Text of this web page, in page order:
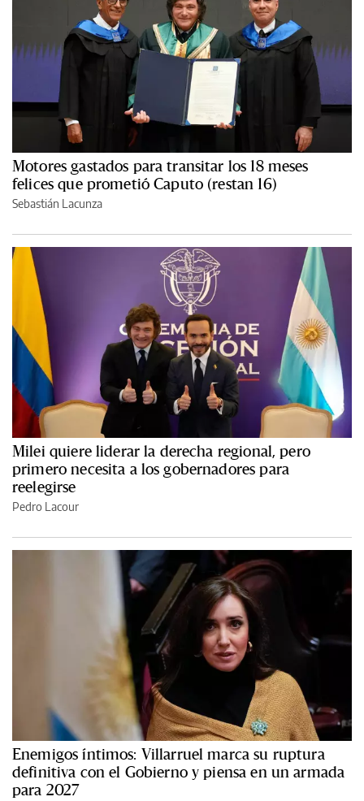
Motores gastados para transitar los 18 meses
felices que prometió Caputo (restan 16)
Sebastián Lacunza
Milei quiere liderar la derecha regional, pero
primero necesita a los gobernadores para
reelegirse
Pedro Lacour
Enemigos íntimos: Villarruel marca su ruptura
definitiva con el Gobierno y piensa en un armada
para 2027